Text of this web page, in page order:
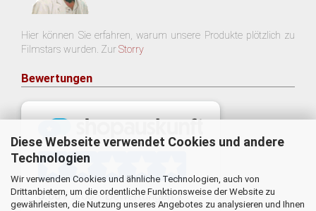
Diese Webseite verwendet Cookies und andere
Technologien
Wir verwenden Cookies und ähnliche Technologien, auch von
Drittanbietern, um die ordentliche Funktionsweise der Website zu
gewährleisten, die Nutzung unseres Angebotes zu analysieren und Ihnen
Hier können Sie erfahren, warum unsere Produkte plötzlich zu
Filmstars wurden. ZurStorry
Bewertungen